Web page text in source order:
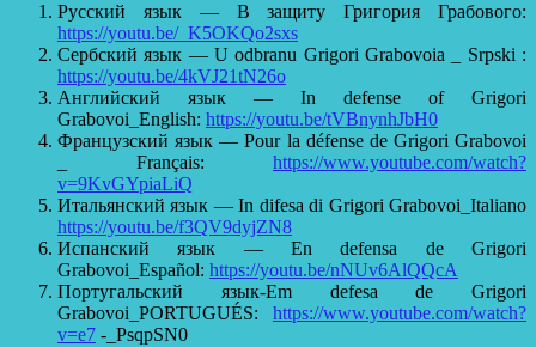
Русский язык — В защиту Григория Грабового:
https://youtu.be/_K5OKQo2sxs
Сербский язык — U odbranu Grigori Grabovoia _ Srpski :
https://youtu.be/4kVJ21tN26o
Английский язык — In defense of Grigori
Grabovoi_English: https://youtu.be/tVBnynhJbH0
Французский язык — Pour la défense de Grigori Grabovoi
_ Français: https://www.youtube.com/watch?
v=9KvGYpiaLiQ
Итальянский язык — In difesa di Grigori Grabovoi_Italiano
https://youtu.be/f3QV9dyjZN8
Испанский язык — En defensa de Grigori
Grabovoi_Español: https://youtu.be/nNUv6AlQQcA
Португальский язык-Em defesa de Grigori
Grabovoi_PORTUGUÉS: https://www.youtube.com/watch?
v=e7 -_PsqpSN0